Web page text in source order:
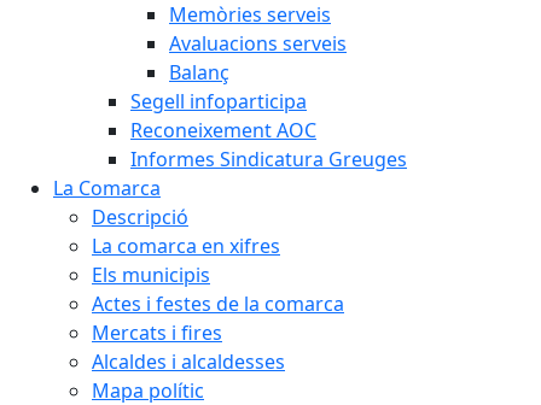
Memòries serveis
Avaluacions serveis
Balanç
Segell infoparticipa
Reconeixement AOC
Informes Sindicatura Greuges
La Comarca
Descripció
La comarca en xifres
Els municipis
Actes i festes de la comarca
Mercats i fires
Alcaldes i alcaldesses
Mapa polític